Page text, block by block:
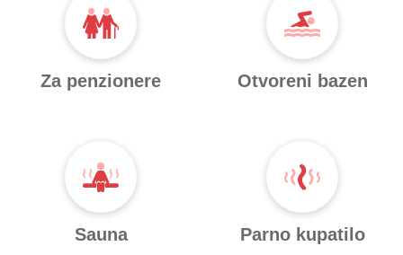
Za penzionere Otvoreni bazen
Sauna Parno kupatilo